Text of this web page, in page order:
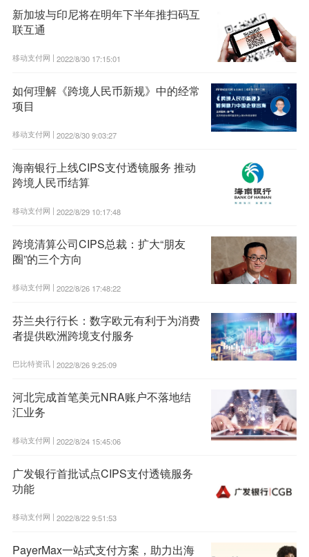
新加坡与印尼将在明年下半年推扫码互
联互通
移动支付网 | 2022/8/30 17:15:01
如何理解《跨境人民币新规》中的经常
项目
移动支付网 | 2022/8/30 9:03:27
海南银行上线CIPS支付透镜服务 推动
跨境人民币结算
移动支付网 | 2022/8/29 10:17:48
跨境清算公司CIPS总裁：扩大“朋友
圈”的三个方向
移动支付网 | 2022/8/26 17:48:22
芬兰央行行长：数字欧元有利于为消费
者提供欧洲跨境支付服务
巴比特资讯 | 2022/8/26 9:25:09
河北完成首笔美元NRA账户不落地结
汇业务
移动支付网 | 2022/8/24 15:45:06
广发银行首批试点CIPS支付透镜服务
功能
移动支付网 | 2022/8/22 9:51:53
PayerMax一站式支付方案，助力出海